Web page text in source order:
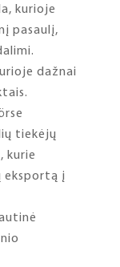
kurioje
pasaulį,
dažnai
tiekėjų
kurie
eksportą į